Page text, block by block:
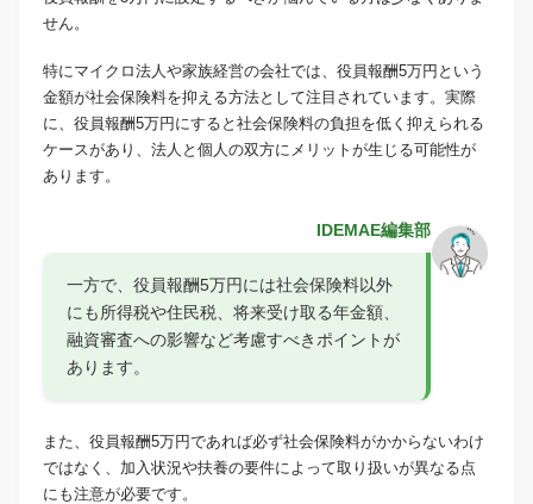
せん。
特にマイクロ法人や家族経営の会社では、役員報酬5万円という
金額が社会保険料を抑える方法として注目されています。実際
に、役員報酬5万円にすると社会保険料の負担を低く抑えられる
ケースがあり、法人と個人の双方にメリットが生じる可能性が
あります。
IDEMAE編集部
一方で、役員報酬5万円には社会保険料以外
にも所得税や住民税、将来受け取る年金額、
融資審査への影響など考慮すべきポイントが
あります。
また、役員報酬5万円であれば必ず社会保険料がかからないわけ
ではなく、加入状況や扶養の要件によって取り扱いが異なる点
にも注意が必要です。